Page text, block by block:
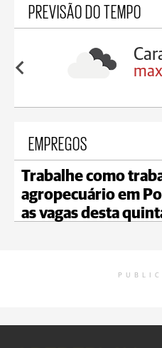
PREVISÃO DO TEMPO
19°C
EMPREGOS
Trabalhe como
agropecuário em
as vagas desta